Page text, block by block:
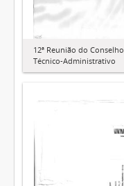
12ª Reunião do Conselho
Técnico-Administrativo